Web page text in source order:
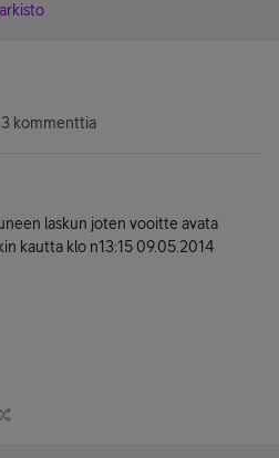
3 kommenttia
laskun joten vooitte avata
kautta klo n13:15 09.05.2014